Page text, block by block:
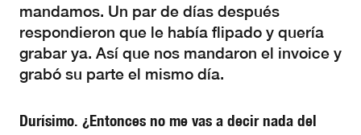
mandamos. Un par de días después
respondieron que le había flipado y quería
grabar ya. Así que nos mandaron el invoice y
grabó su parte el mismo día.
Durísimo. ¿Entonces no me vas a decir nada del